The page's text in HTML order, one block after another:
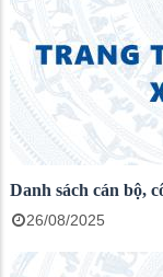
Danh sách cán bộ,
26/08/2025